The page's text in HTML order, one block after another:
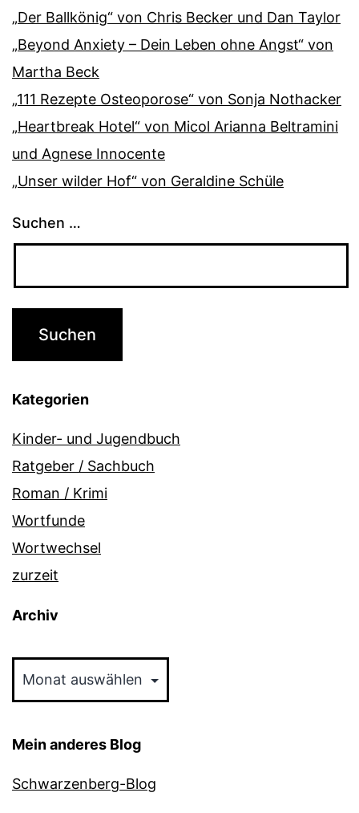
„Der Ballkönig“ von Chris Becker und Dan Taylor
„Beyond Anxiety – Dein Leben ohne Angst“ von
Martha Beck
„111 Rezepte Osteoporose“ von Sonja Nothacker
„Heartbreak Hotel“ von Micol Arianna Beltramini
und Agnese Innocente
„Unser wilder Hof“ von Geraldine Schüle
Suchen …
Kategorien
Kinder- und Jugendbuch
Ratgeber / Sachbuch
Roman / Krimi
Wortfunde
Wortwechsel
zurzeit
Archiv
Mein anderes Blog
Schwarzenberg-Blog